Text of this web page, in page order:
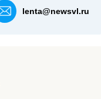
lenta@newsvl.ru